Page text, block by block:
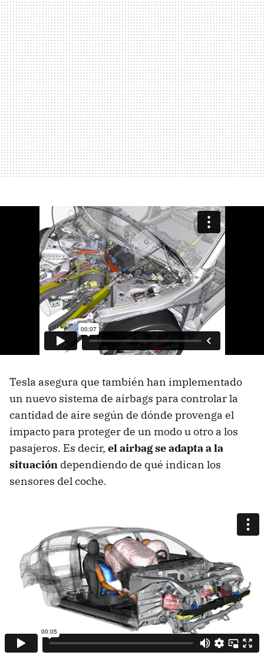
Tesla asegura que también han implementado
un nuevo sistema de airbags para controlar la
cantidad de aire según de dónde provenga el
impacto para proteger de un modo u otro a los
pasajeros. Es decir, el airbag se adapta a la
situación dependiendo de qué indican los
sensores del coche.